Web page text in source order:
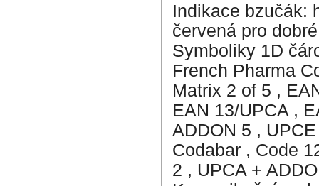
Indikace bzučák:
červená pro
Symboliky 1D
French Pharma
Matrix 2 of 5 ,
EAN 13/UPCA ,
ADDON 5 ,
Codabar , Code
2 , UPCA +